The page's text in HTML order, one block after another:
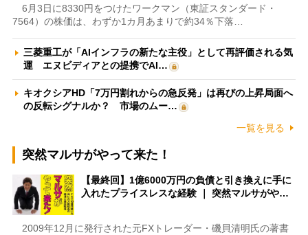
6月3日に8330円をつけたワークマン（東証スタンダード・
7564）の株価は、わずか1カ月あまりで約34％下落…
三菱重工が「AIインフラの新たな主役」として再評価される気
運 エヌビディアとの提携でAI…
キオクシアHD「7万円割れからの急反発」は再びの上昇局面へ
の反転シグナルか？ 市場のムー…
一覧を見る
突然マルサがやって来た！
【最終回】1億6000万円の負債と引き換えに手に
入れたプライスレスな経験 ｜ 突然マルサがや…
2009年12月に発行された元FXトレーダー・磯貝清明氏の著書